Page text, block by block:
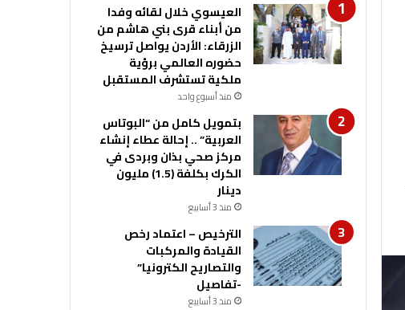
العيسوي خلال لقائه وفدا
من أبناء قرى بني هاشم من
الزرقاء: الأردن يواصل ترسيخ
حضوره العالمي برؤية
ملكية تستشرف المستقبل
منذ أسبوع واحد
بتمويل كامل من “البوتاس
العربية” .. إحالة عطاء إنشاء
مركز صحي بذان وبردى في
الكرك بكلفة (1.5) مليون
دينار
منذ 3 أسابيع
الترخيص – اعتماد رخص
القيادة والمركبات
والتصاريح الكترونيا”
-تفاصيل
منذ 3 أسابيع